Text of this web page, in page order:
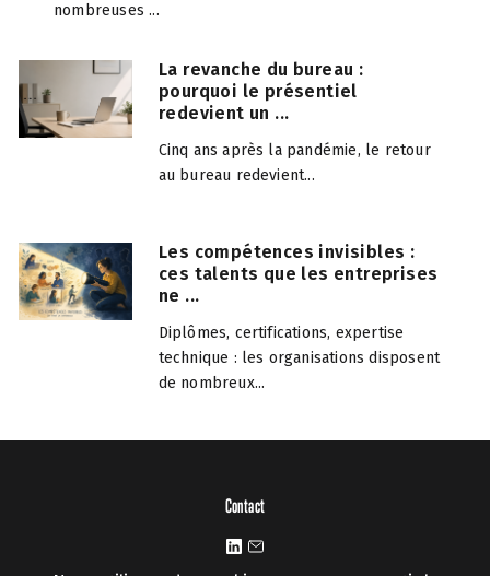
nombreuses ...
La revanche du bureau :
pourquoi le présentiel
redevient un ...
Cinq ans après la pandémie, le retour
au bureau redevient...
Les compétences invisibles :
ces talents que les entreprises
ne ...
Diplômes, certifications, expertise
technique : les organisations disposent
de nombreux...
Contact